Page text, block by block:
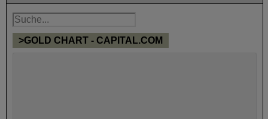
>GOLD CHART - CAPITAL.COM